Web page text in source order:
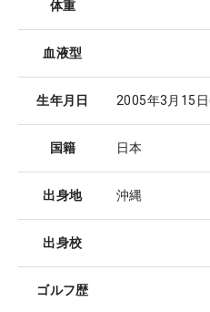
体重
血液型
生年月日 2005年3月15日
国籍 日本
出身地 沖縄
出身校
ゴルフ歴